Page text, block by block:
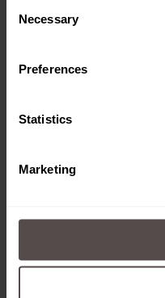
Selection
Necessary
Preferences
Statistics
Marketing
Initiator